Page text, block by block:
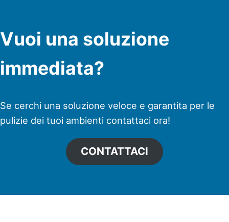
Vuoi una soluzione
immediata?
Se cerchi una soluzione veloce e garantita per le
pulizie dei tuoi ambienti contattaci ora!
CONTATTACI